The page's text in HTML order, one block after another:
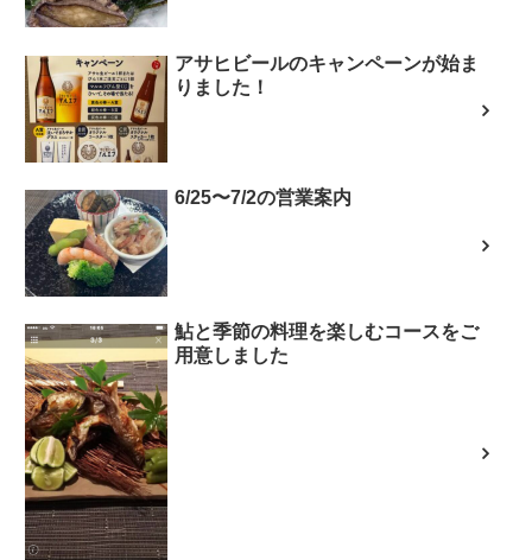
アサヒビールのキャンペーンが始ま
りました！
6/25〜7/2の営業案内
鮎と季節の料理を楽しむコースをご
用意しました